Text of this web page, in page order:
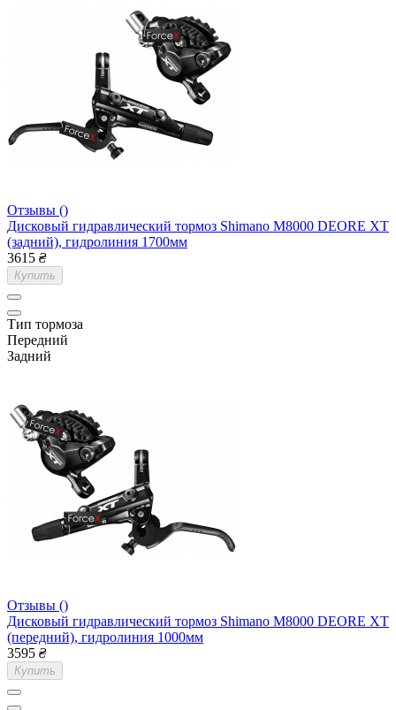
Отзывы ()
Дисковый гидравлический тормоз Shimano M8000 DEORE XT
(задний), гидролиния 1700мм
3615 ₴
Купить
Тип тормоза
Передний
Задний
Отзывы ()
Дисковый гидравлический тормоз Shimano M8000 DEORE XT
(передний), гидролиния 1000мм
3595 ₴
Купить